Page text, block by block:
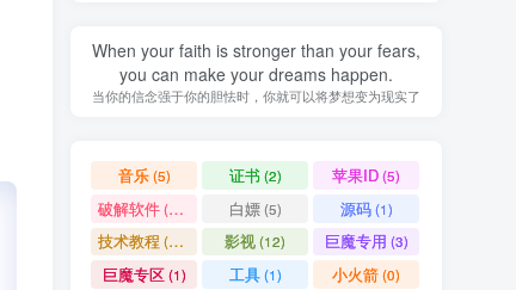
When your faith is stronger than your fears,
you can make your dreams happen.
当你的信念强于你的胆怯时，你就可以将梦想变为现实了
音乐(5) 证书(2) 苹果ID(5)
破解软件(11) 白嫖(5) 源码(1)
技术教程 (15) 影视(12) 巨魔专用 (3)
巨魔专区(1) 工具(1) 小火箭(0)